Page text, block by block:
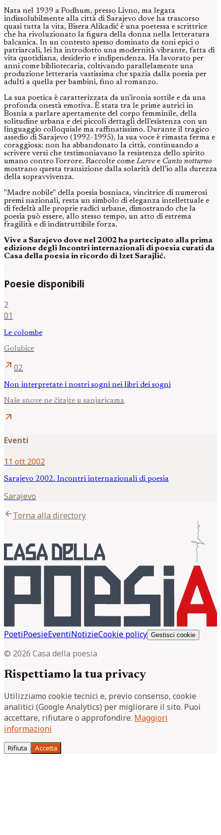
Nata nel 1939 a Podhum, presso Livno, ma legata
indissolubilmente alla città di Sarajevo dove ha trascorso
quasi tutta la vita, Bisera Alikadić è una poetessa e scrittrice
che ha rivoluzionato la figura della donna nella letteratura
balcanica. In un contesto spesso dominato da toni epici o
patriarcali, lei ha introdotto una modernità vibrante, fatta di
vita quotidiana, desiderio e indipendenza. Ha lavorato per
anni come bibliotecaria, coltivando parallelamente una
produzione letteraria vastissima che spazia dalla poesia per
adulti a quella per bambini, fino al romanzo.
La sua poetica è caratterizzata da un'ironia sottile e da una
profonda onestà emotiva. È stata tra le prime autrici in
Bosnia a parlare apertamente del corpo femminile, della
solitudine urbana e dei piccoli dettagli dell'esistenza con un
linguaggio colloquiale ma raffinatissimo. Durante il tragico
assedio di Sarajevo (1992-1995), la sua voce è rimasta ferma e
coraggiosa: non ha abbandonato la città, continuando a
scrivere versi che testimoniavano la resistenza dello spirito
umano contro l'orrore. Raccolte come Larvee Canto notturno
mostrano questa transizione dalla solarità dell'io alla durezza
della sopravvivenza.
"Madre nobile" della poesia bosniaca, vincitrice di numerosi
premi nazionali, resta un simbolo di eleganza intellettuale e
di fedeltà alle proprie radici urbane, dimostrando che la
poesia può essere, allo stesso tempo, un atto di estrema
fragilità e di indistruttibile forza.
Vive a Sarajevo dove nel 2002 ha partecipato alla prima
edizione degli Incontri internazionali di poesia curati da
Casa della poesia in ricordo di Izet Sarajlić.
Poesie disponibili
2
01
Le colombe
Golubice
arrow_outward 02
Non interpretate i nostri sogni nei libri dei sogni
Naše snove ne čitajte u sanjaricama
arrow_outward
Eventi
11 ott 2002
Sarajevo 2002. Incontri internazionali di poesia
Sarajevo
arrow_backTorna alla directory
PoetiPoesieEventiNotizieCookie policy Gestisci cookie
© 2026 Casa della poesia
Rispettiamo la tua privacy
Utilizziamo cookie tecnici e, previo consenso, cookie
analitici (Google Analytics) per migliorare il sito. Puoi
accettare, rifiutare o approfondire. Maggiori
informazioni
Rifiuta Accetta